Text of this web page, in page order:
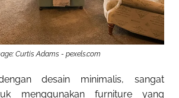
Curtis Adams - pexels.com
desain minimalis, sangat
menggunakan furniture yang